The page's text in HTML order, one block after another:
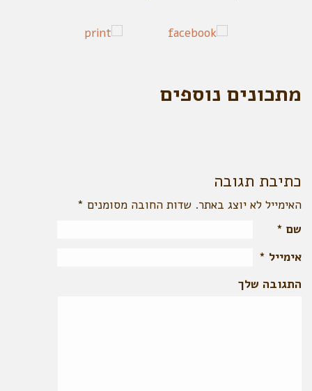
מתכונים נוספים
כתיבת תגובה
האימייל לא יוצג באתר. שדות החובה מסומנים *
שם *
אימייל *
התגובה שלך